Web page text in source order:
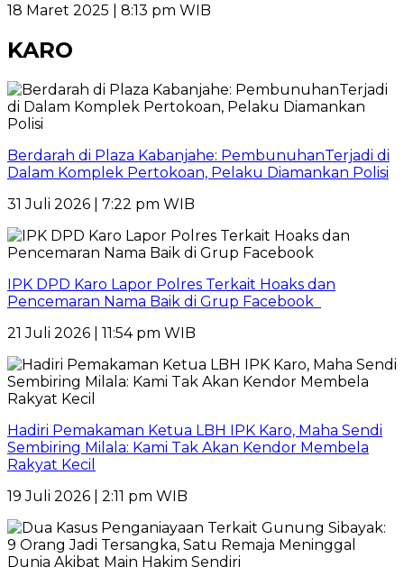
18 Maret 2025 | 8:13 pm WIB
KARO
Berdarah di Plaza Kabanjahe: PembunuhanTerjadi di
Dalam Komplek Pertokoan, Pelaku Diamankan Polisi
31 Juli 2026 | 7:22 pm WIB
IPK DPD Karo Lapor Polres Terkait Hoaks dan
Pencemaran Nama Baik di Grup Facebook
21 Juli 2026 | 11:54 pm WIB
Hadiri Pemakaman Ketua LBH IPK Karo, Maha Sendi
Sembiring Milala: Kami Tak Akan Kendor Membela
Rakyat Kecil
19 Juli 2026 | 2:11 pm WIB